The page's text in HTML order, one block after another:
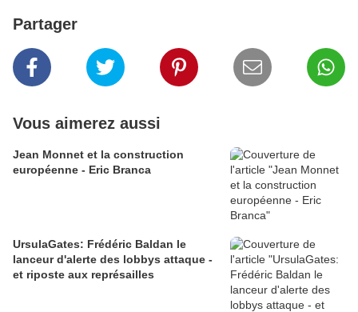
Partager
Vous aimerez aussi
Jean Monnet et la construction
européenne - Eric Branca
UrsulaGates: Frédéric Baldan le
lanceur d'alerte des lobbys attaque -
et riposte aux représailles